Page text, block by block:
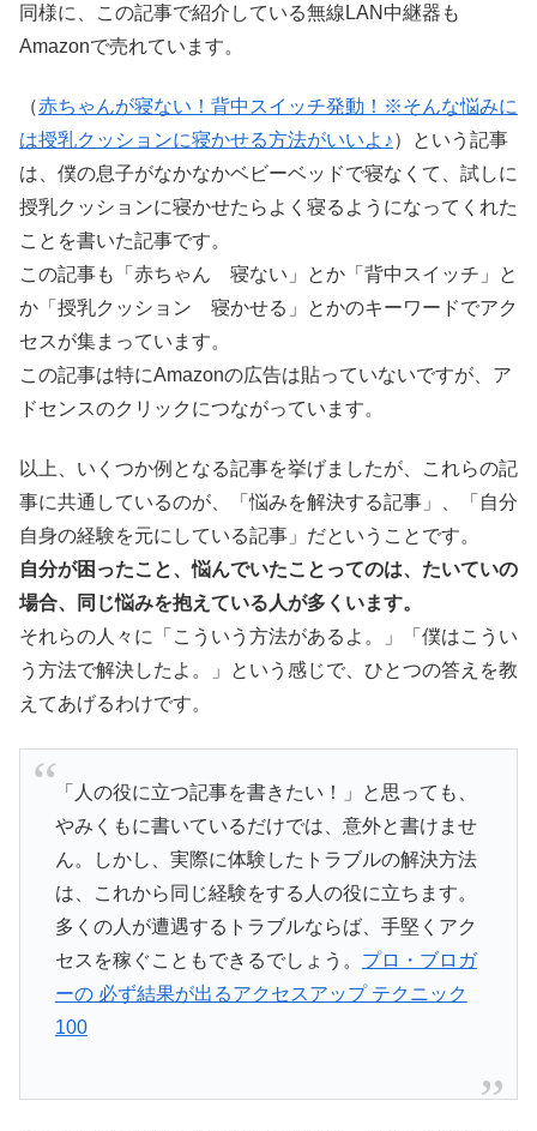
同様に、この記事で紹介している無線LAN中継器も
Amazonで売れています。
（赤ちゃんが寝ない！背中スイッチ発動！※そんな悩みに
は授乳クッションに寝かせる方法がいいよ♪）という記事
は、僕の息子がなかなかベビーベッドで寝なくて、試しに
授乳クッションに寝かせたらよく寝るようになってくれた
ことを書いた記事です。
この記事も「赤ちゃん 寝ない」とか「背中スイッチ」と
か「授乳クッション 寝かせる」とかのキーワードでアク
セスが集まっています。
この記事は特にAmazonの広告は貼っていないですが、ア
ドセンスのクリックにつながっています。
以上、いくつか例となる記事を挙げましたが、これらの記
事に共通しているのが、「悩みを解決する記事」、「自分
自身の経験を元にしている記事」だということです。
自分が困ったこと、悩んでいたことってのは、たいていの
場合、同じ悩みを抱えている人が多くいます。
それらの人々に「こういう方法があるよ。」「僕はこうい
う方法で解決したよ。」という感じで、ひとつの答えを教
えてあげるわけです。
「人の役に立つ記事を書きたい！」と思っても、
やみくもに書いているだけでは、意外と書けませ
ん。しかし、実際に体験したトラブルの解決方法
は、これから同じ経験をする人の役に立ちます。
多くの人が遭遇するトラブルならば、手堅くアク
セスを稼ぐこともできるでしょう。 プロ・ブロガ
ーの 必ず結果が出るアクセスアップ テクニック
100